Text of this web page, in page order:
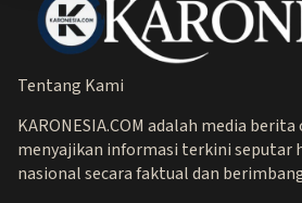
Tentang Kami
KARONESIA.COM adalah media
menyajikan informasi terkini seputar
nasional secara faktual dan